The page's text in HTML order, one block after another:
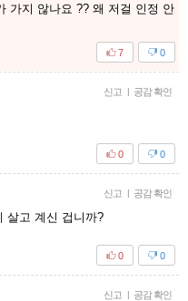
가지 않나요 ?? 왜 저걸 인정 안
0
7
신고 | 공감 확인
0
0
신고 | 공감 확인
살고 계신 겁니까?
0
0
신고 | 공감 확인